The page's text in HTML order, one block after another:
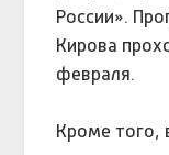
России».
Кирова
февраля.
Кроме того,